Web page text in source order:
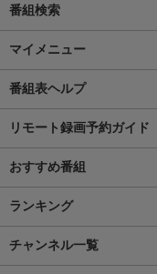
番組検索
マイメニュー
番組表ヘルプ
リモート録画予約ガイド
おすすめ番組
ランキング
チャンネル一覧